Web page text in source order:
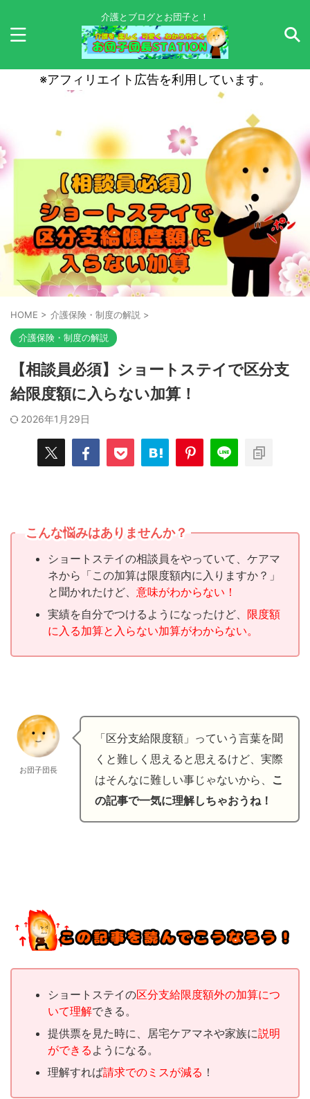
介護とブログとお団子と！
※アフィリエイト広告を利用しています。
HOME > 介護保険・制度の解説 >
介護保険・制度の解説
【相談員必須】ショートステイで区分支
給限度額に入らない加算！
2026年1月29日
こんな悩みはありませんか？
ショートステイの相談員をやっていて、ケアマ
ネから「この加算は限度額内に入りますか？」
と聞かれたけど、 意味がわからない！
実績を自分でつけるようになったけど、 限度額
に入る加算と入らない加算がわからない。
お団子団長
「区分支給限度額」っていう言葉を聞
くと難しく思えると思えるけど、実際
はそんなに難しい事じゃないから、 こ
の記事で一気に理解しちゃおうね！
ショートステイの区分支給限度額外の加算につ
いて理解できる。
提供票を見た時に、居宅ケアマネや家族に説明
ができる ようになる。
理解すれば請求でのミスが減る ！